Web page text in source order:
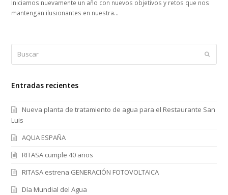
Iniciamos nuevamente un año con nuevos objetivos y retos que nos
mantengan ilusionantes en nuestra…
Enviar
Entradas recientes
Nueva planta de tratamiento de agua para el Restaurante San
Luis
AQUA ESPAÑA
RITASA cumple 40 años
RITASA estrena GENERACIÓN FOTOVOLTAICA
Día Mundial del Agua